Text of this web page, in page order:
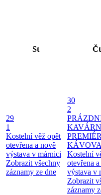
St Čt
29
1
Kostelní věž opět
otevřena a nově
výstava v márnici
Zobrazit všechny
záznamy ze dne
30
2
Kostelní
otevřena
výstava v
Zobrazit
záznamy